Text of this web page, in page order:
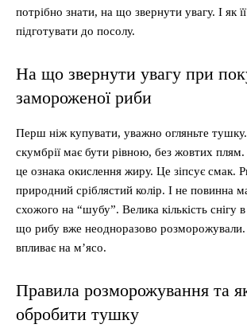
потрібно знати, на що звернути увагу. І як
підготувати до посолу.
На що звернути увагу при
замороженої риби
Перш ніж купувати, уважно огляньте
скумбрії має бути рівною, без жовтих
це ознака окислення жиру. Це зіпсує смак.
природний сріблястий колір. І не повинна
схожого на “шубу”. Велика кількість снігу в
що рибу вже неодноразово розморожували.
впливає на м’ясо.
Правила розморожування та
обробити тушку